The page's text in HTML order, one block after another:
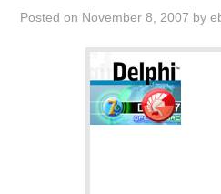
Posted on November 8, 2007 by